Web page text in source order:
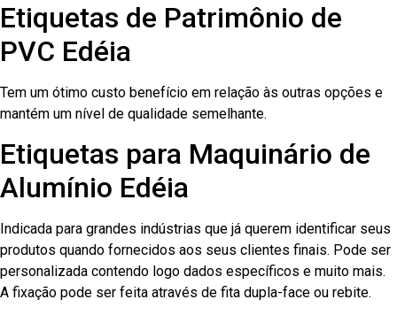
Etiquetas de Patrimônio de
PVC Edéia
Tem um ótimo custo benefício em relação às outras opções e
mantém um nível de qualidade semelhante.
Etiquetas para Maquinário de
Alumínio Edéia
Indicada para grandes indústrias que já querem identificar seus
produtos quando fornecidos aos seus clientes finais. Pode ser
personalizada contendo logo dados específicos e muito mais.
A fixação pode ser feita através de fita dupla-face ou rebite.